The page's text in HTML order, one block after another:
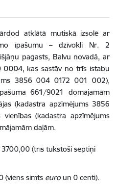
atklātā mutiskā izsolē ar
īpašumu – dzīvokli Nr. 2
pagasts, Balvu novadā, ar
kas sastāv no trīs istabu
3856 004 0172 001 002),
661/9021 domājamām
(kadastra apzīmējums 3856
(kadastra apzīmējums
daļām.
3700,00 (trīs tūkstoši septiņi
(viens simts euroun 0 centi).